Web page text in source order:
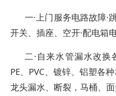
一·上门服务电路故障·
开关、插座、空开·配电箱
二·自来水管漏水改换
PE、PVC、镀锌、铝塑各
龙头漏水、断裂，马桶、